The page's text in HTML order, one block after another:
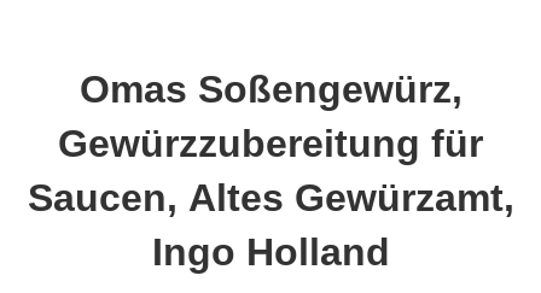
Omas Soßengewürz,
Gewürzzubereitung für
Saucen, Altes Gewürzamt,
Ingo Holland